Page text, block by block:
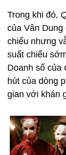
Trong khi đó,
của Vân
chiếu nhưng
suất chiếu
Doanh số của
hút của dòng
gian với khán